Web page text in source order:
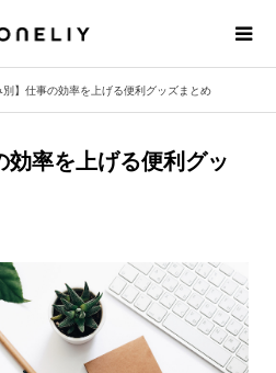
別】仕事の効率を上げる便利グッズまとめ
効率を上げる便利グッ